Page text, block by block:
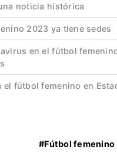
noticia histórica
2023 ya tiene sedes
en el fútbol
el fútbol femenino en
#Fútbol femenino